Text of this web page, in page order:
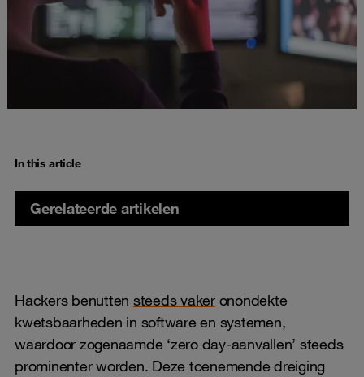
In this article
Gerelateerde artikelen
Hackers benutten steeds vakeronondekte
kwetsbaarheden in software en systemen,
waardoor zogenaamde ‘zero day-aanvallen’ steeds
prominenter worden. Deze toenemende dreiging